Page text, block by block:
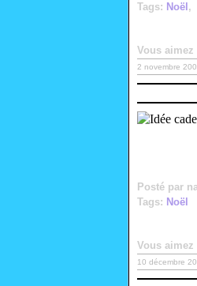
Tags: Noël ,
Vous aimez
2 novembre
Posté par
Tags: Noël
Vous aimez
10 décembre